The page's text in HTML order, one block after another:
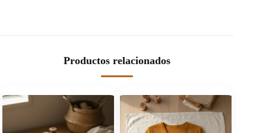
Productos relacionados